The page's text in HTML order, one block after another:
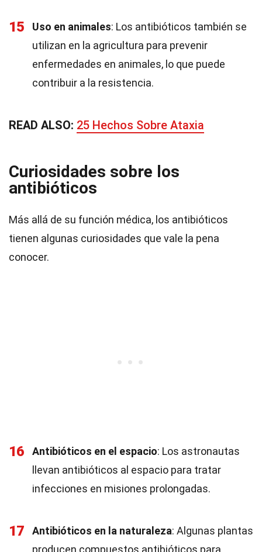
15 Uso en animales: Los antibióticos también se
utilizan en la agricultura para prevenir
enfermedades en animales, lo que puede
contribuir a la resistencia.
READ ALSO: 25 Hechos Sobre Ataxia
Curiosidades sobre los
antibióticos
Más allá de su función médica, los antibióticos
tienen algunas curiosidades que vale la pena
conocer.
16 Antibióticos en el espacio: Los astronautas
llevan antibióticos al espacio para tratar
infecciones en misiones prolongadas.
17 Antibióticos en la naturaleza: Algunas plantas
producen compuestos antibióticos para